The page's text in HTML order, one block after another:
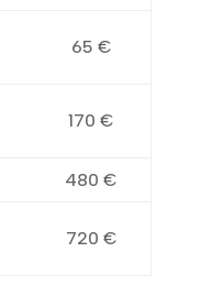
65 €
170 €
480 €
720 €